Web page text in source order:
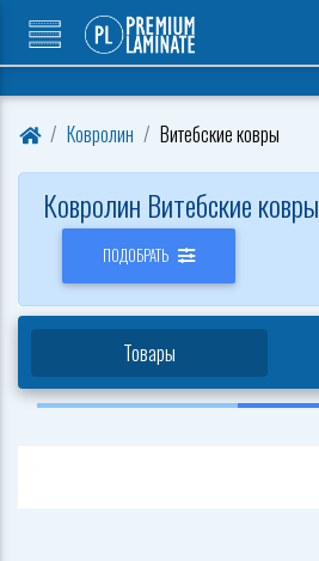
Ковролин Витебские ковры
Ковролин Витебские ковры
ПОДОБРАТЬ
Товары